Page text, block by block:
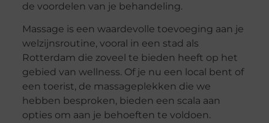
de voordelen van je behandeling.
Massage is een waardevolle toevoeging aan je
welzijnsroutine, vooral in een stad als
Rotterdam die zoveel te bieden heeft op het
gebied van wellness. Of je nu een local bent of
een toerist, de massageplekken die we
hebben besproken, bieden een scala aan
opties om aan je behoeften te voldoen.